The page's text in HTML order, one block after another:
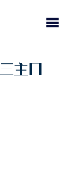
主日